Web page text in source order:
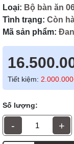
Loại: Bộ bàn ăn
Tình trạng: Còn
Mã sản phẩm:
Tiết kiệm:
Số lượng:
- +